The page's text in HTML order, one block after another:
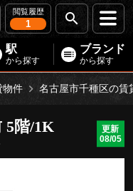
閲覧履歴
1
駅
から探す
ブランド
から探す
物件 名古屋市千種区の賃
5階/1K
更新
08/05